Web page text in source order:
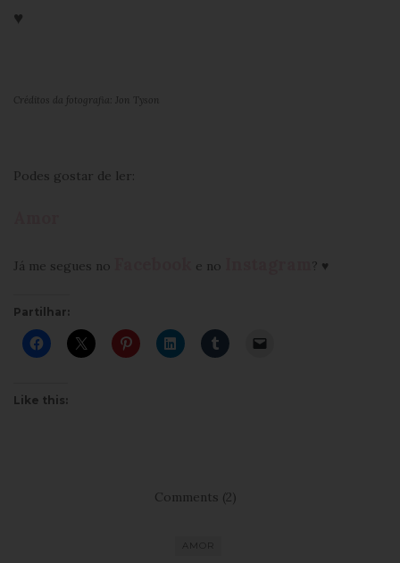
♥
Créditos da fotografia: Jon Tyson
Podes gostar de ler:
Já me segues no e no ? ♥
Partilhar:
Like this:
Comments (2)
AMOR